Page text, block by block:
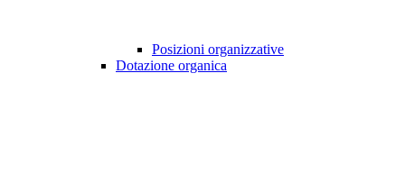
Posizioni organizzative
Dotazione organica